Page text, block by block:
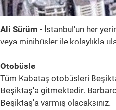
Ali Sürüm - İstanbul'un her
veya minibüsler ile kolaylıkla
Otobüsle
Tüm Kabataş otobüsleri
Beşiktaş'a gitmektedir.
Beşiktaş'a varmış olacaksınız.